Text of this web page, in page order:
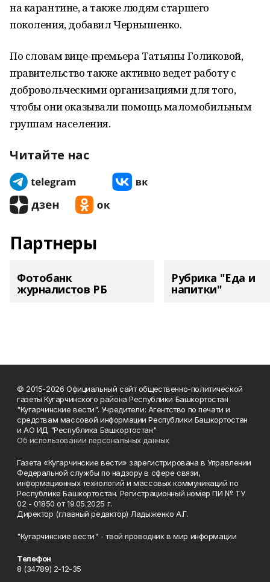
на карантине, а также людям старшего
поколения, добавил Чернышенко.
По словам вице-премьера Татьяны Голиковой,
правительство также активно ведет работу с
добровольческими организациями для того,
чтобы они оказывали помощь маломобильным
группам населения.
Читайте нас
Партнеры
Фотобанк
журналистов РБ
Рубрика "Еда и
напитки"
© 2015-2026 Официальный сайт общественно-политической
газеты Кугарчинского района Республики Башкортостан
"Кугарчинские вести". Учредители: Агентство по печати и
средствам массовой информации Республики Башкортостан
и АО ИД "Республика Башкортостан"
Об использовании персональных данных
Газета «Кугарчинские вести» зарегистрирована в Управлении
Федеральной службы по надзору в сфере связи,
информационных технологий и массовых коммуникаций по
Республике Башкортостан. Регистрационный номер ПИ № ТУ
02 - 01850 от 19.05.2025 г.
Директор (главный редактор) Ладыженко А.Г.
"Кугарчинские вести" - твой проводник в мир информации
Телефон
8 (34789) 2-12-35